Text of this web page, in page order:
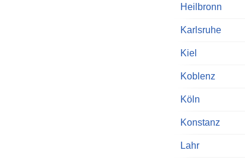
Heilbronn
Karlsruhe
Kiel
Koblenz
Köln
Konstanz
Lahr